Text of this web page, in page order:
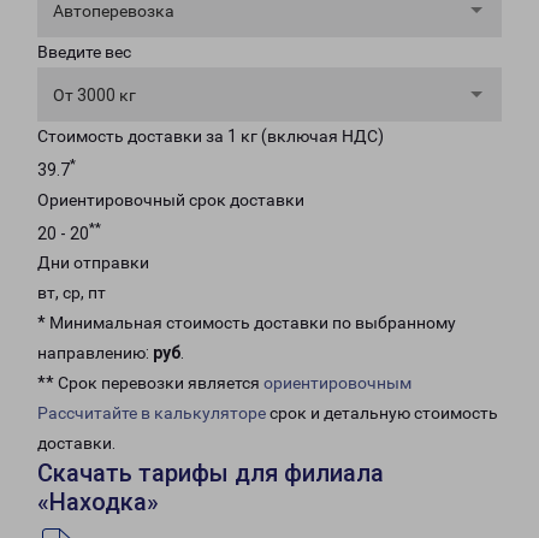
Автоперевозка
Введите вес
От 3000 кг
Стоимость доставки за 1 кг (включая НДС)
39.7*
Ориентировочный срок доставки
20 - 20**
Дни отправки
вт, ср, пт
* Минимальная стоимость доставки по выбранному
направлению: руб.
** Срок перевозки является ориентировочным
Рассчитайте в калькуляторесрок и детальную стоимость
доставки.
Скачать тарифы для филиала
«Находка»